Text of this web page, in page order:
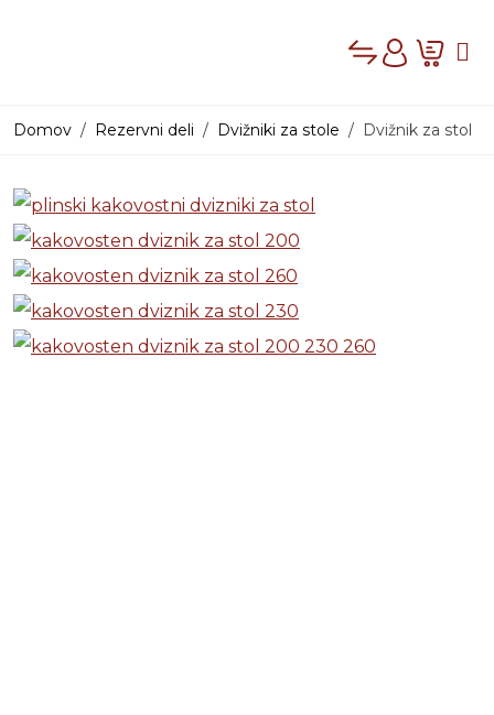
Compare
Cart
Domov Rezervni deli Dvižniki za stole Dvižnik za stol